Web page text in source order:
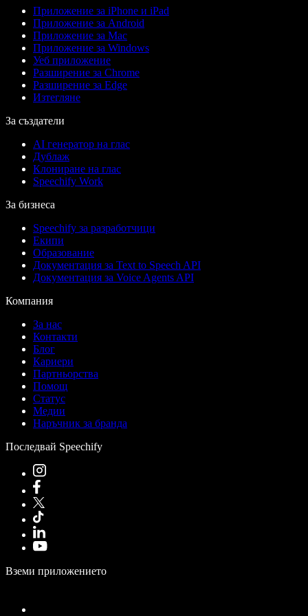
Приложение за iPhone и iPad
Приложение за Android
Приложение за Mac
Приложение за Windows
Уеб приложение
Разширение за Chrome
Разширение за Edge
Изтегляне
За създатели
AI генератор на глас
Дублаж
Клониране на глас
Speechify Work
За бизнеса
Speechify за разработчици
Екипи
Образование
Документация за Text to Speech API
Документация за Voice Agents API
Компания
За нас
Контакти
Блог
Кариери
Партньорства
Помощ
Статус
Медии
Наръчник за бранда
Последвай Speechify
Вземи приложението